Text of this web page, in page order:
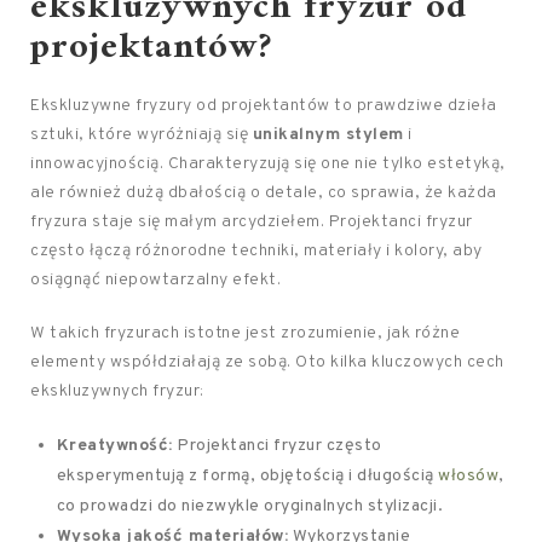
projektantów?
Ekskluzywne fryzury od projektantów to prawdziwe dzieła
sztuki, które wyróżniają się unikalnym stylem i
innowacyjnością. Charakteryzują się one nie tylko estetyką,
ale również dużą dbałością o detale, co sprawia, że każda
fryzura staje się małym arcydziełem. Projektanci fryzur
często łączą różnorodne techniki, materiały i kolory, aby
osiągnąć niepowtarzalny efekt.
W takich fryzurach istotne jest zrozumienie, jak różne
elementy współdziałają ze sobą. Oto kilka kluczowych cech
ekskluzywnych fryzur:
Kreatywność: Projektanci fryzur często
eksperymentują z formą, objętością i długościąwłosów,
co prowadzi do niezwykle oryginalnych stylizacji.
Wysoka jakość materiałów: Wykorzystanie